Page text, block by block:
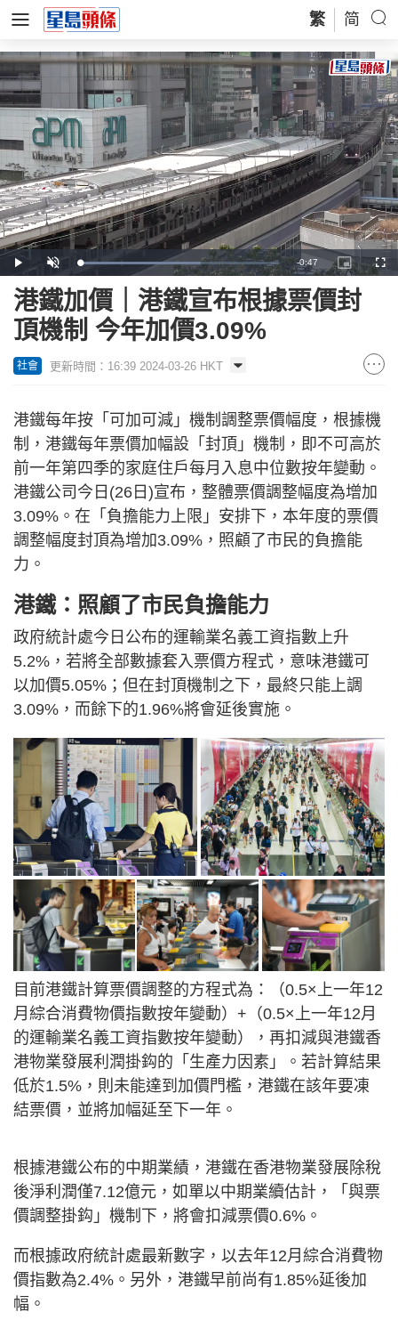
繁 简
Play Unmute Loaded:
60.63%
Remaining
Time
-0:47
Picture-
in-
港鐵加價｜港鐵宣布根據票價封
頂機制 今年加價3.09%
社會 更新時間：16:39 2024-03-26 HKT
港鐵每年按「可加可減」機制調整票價幅度，根據機
制，港鐵每年票價加幅設「封頂」機制，即不可高於
前一年第四季的家庭住戶每月入息中位數按年變動。
港鐵公司今日(26日)宣布，整體票價調整幅度為增加
3.09%。在「負擔能力上限」安排下，本年度的票價
調整幅度封頂為增加3.09%，照顧了市民的負擔能
力。
港鐵：照顧了市民負擔能力
政府統計處今日公布的運輸業名義工資指數上升
5.2%，若將全部數據套入票價方程式，意味港鐵可
以加價5.05%；但在封頂機制之下，最終只能上調
3.09%，而餘下的1.96%將會延後實施。
目前港鐵計算票價調整的方程式為：（0.5×上一年12
月綜合消費物價指數按年變動）+（0.5×上一年12月
的運輸業名義工資指數按年變動），再扣減與港鐵香
港物業發展利潤掛鈎的「生產力因素」。若計算結果
低於1.5%，則未能達到加價門檻，港鐵在該年要凍
結票價，並將加幅延至下一年。
根據港鐵公布的中期業績，港鐵在香港物業發展除稅
後淨利潤僅7.12億元，如單以中期業續估計，「與票
價調整掛鈎」機制下，將會扣減票價0.6%。
而根據政府統計處最新數字，以去年12月綜合消費物
價指數為2.4%。另外，港鐵早前尚有1.85%延後加
幅。